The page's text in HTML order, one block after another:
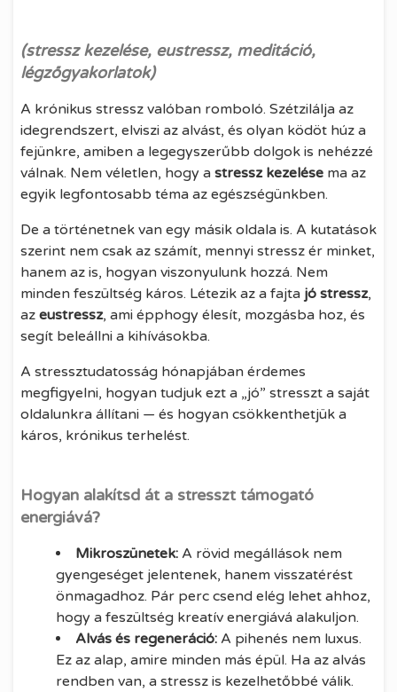
(stressz kezelése, eustressz, meditáció,
légzőgyakorlatok)
A krónikus stressz valóban romboló. Szétzilálja az
idegrendszert, elviszi az alvást, és olyan ködöt húz a
fejünkre, amiben a legegyszerűbb dolgok is nehézzé
válnak. Nem véletlen, hogy a stressz kezelése ma az
egyik legfontosabb téma az egészségünkben.
De a történetnek van egy másik oldala is. A kutatások
szerint nem csak az számít, mennyi stressz ér minket,
hanem az is, hogyan viszonyulunk hozzá. Nem
minden feszültség káros. Létezik az a fajta jó stressz,
az eustressz, ami épphogy élesít, mozgásba hoz, és
segít beleállni a kihívásokba.
A stressztudatosság hónapjában érdemes
megfigyelni, hogyan tudjuk ezt a „jó” stresszt a saját
oldalunkra állítani — és hogyan csökkenthetjük a
káros, krónikus terhelést.
Hogyan alakítsd át a stresszt támogató
energiává?
Mikroszünetek: A rövid megállások nem
gyengeséget jelentenek, hanem visszatérést
önmagadhoz. Pár perc csend elég lehet ahhoz,
hogy a feszültség kreatív energiává alakuljon.
Alvás és regeneráció: A pihenés nem luxus.
Ez az alap, amire minden más épül. Ha az alvás
rendben van, a stressz is kezelhetőbbé válik.